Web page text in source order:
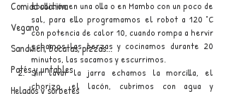
Comida cochina
Vegano
Sandwich, bocatas, pizzas...
Patés y untables
Helados y sorbetes
ebullición en una olla o en Mambo con un poco de
sal, para ello programamos el robot a 120 °C
con potencia de calor 10, cuando rompa a hervir
echamos las berzas y cocinamos durante 20
minutos, las sacamos y escurrimos.
Sin lavar la jarra echamos la morcilla, el
chorizo, el lacón, cubrimos con agua y